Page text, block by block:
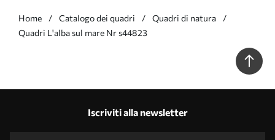
Home Catalogo dei quadri
Quadri di natura
Quadri L'alba sul mare Nr s44823
Iscriviti alla newsletter